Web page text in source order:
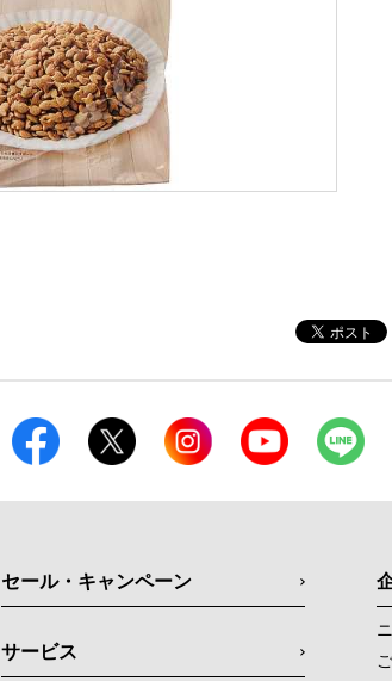
セール・キャンペーン
サービス